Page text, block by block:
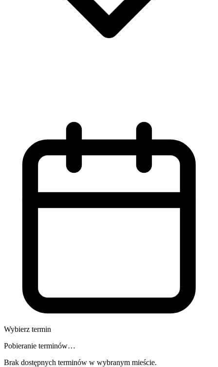
Wybierz termin
Pobieranie terminów…
Brak dostępnych terminów w wybranym mieście.